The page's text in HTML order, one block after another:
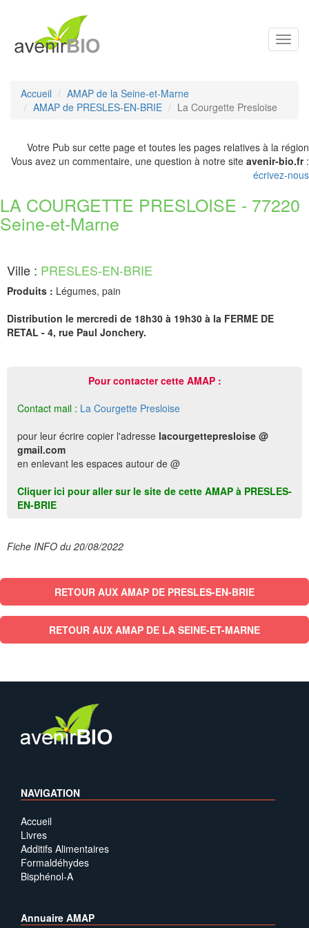
Accueil
AMAP de la Seine-et-Marne
AMAP de PRESLES-EN-BRIE
La Courgette Presloise
Votre Pub sur cette page et toutes les pages relatives à la région
Vous avez un commentaire, une question à notre site avenir-bio.fr:
écrivez-nous
LA COURGETTE PRESLOISE - 77220
Seine-et-Marne
Ville : PRESLES-EN-BRIE
Produits : Légumes, pain
Distribution le mercredi de 18h30 à 19h30 à la FERME DE
RETAL - 4, rue Paul Jonchery.
Pour contacter cette AMAP :
Contact mail : La Courgette Presloise
pour leur écrire copier l'adresse lacourgettepresloise @
gmail.com
en enlevant les espaces autour de @
Cliquer ici pour aller sur le site de cette AMAP à PRESLES-
EN-BRIE
Fiche INFO du 20/08/2022
RETOUR AUX AMAP DE PRESLES-EN-BRIE
RETOUR AUX AMAP DE LA SEINE-ET-MARNE
NAVIGATION
Accueil
Livres
Additifs Alimentaires
Formaldéhydes
Bisphénol-A
Annuaire AMAP